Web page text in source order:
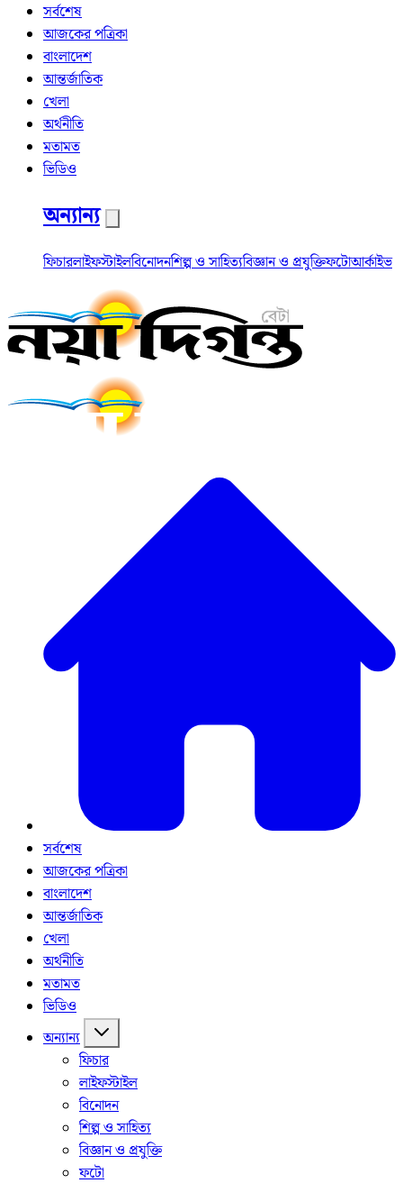
সর্বশেষ
আজকের পত্রিকা
বাংলাদেশ
আন্তর্জাতিক
খেলা
অর্থনীতি
মতামত
ভিডিও
অন্যান্য
ফিচারলাইফস্টাইলবিনোদনশিল্প ও সাহিত্যবিজ্ঞান ও প্রযুক্তিফটোআর্কাইভ
সর্বশেষ
আজকের পত্রিকা
বাংলাদেশ
আন্তর্জাতিক
খেলা
অর্থনীতি
মতামত
ভিডিও
অন্যান্য
ফিচার
লাইফস্টাইল
বিনোদন
শিল্প ও সাহিত্য
বিজ্ঞান ও প্রযুক্তি
ফটো